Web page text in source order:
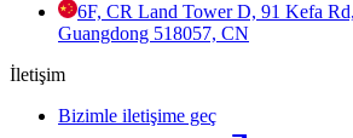
6F, CR Land Tower D, 91 Kefa
Guangdong 518057, CN
İletişim
Bizimle iletişime geç